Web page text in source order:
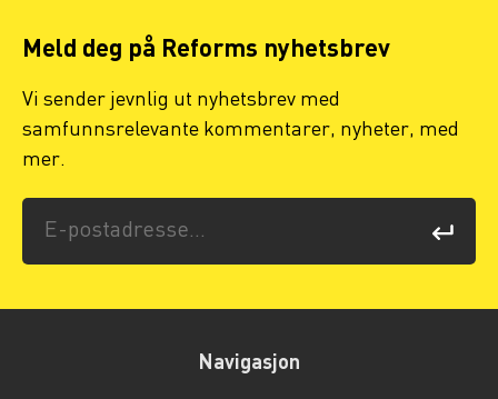
Meld deg på Reforms nyhetsbrev
Vi sender jevnlig ut nyhetsbrev med
samfunnsrelevante kommentarer, nyheter, med
mer.
Navigasjon